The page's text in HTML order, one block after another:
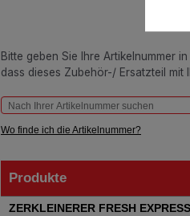
Bitte geben Sie Ihre Artikelnummer
dass dieses Zubehör-/ Ersatzteil mit
Wo finde ich die Artikelnummer?
Produkte
Produkte
ZERKLEINERER FRESH